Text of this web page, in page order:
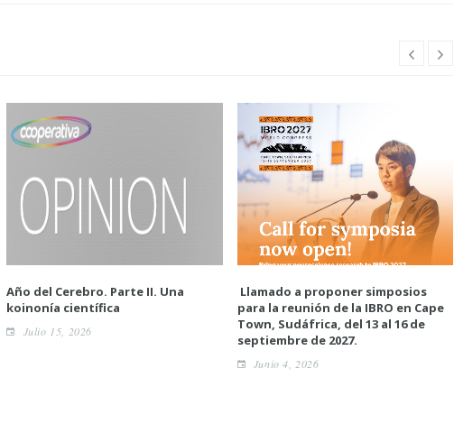
Año del Cerebro. Parte II. Una
koinonía científica
Julio 15, 2026
Llamado a proponer simposios
para la reunión de la IBRO en Cape
Town, Sudáfrica, del 13 al 16 de
septiembre de 2027.
Junio 4, 2026